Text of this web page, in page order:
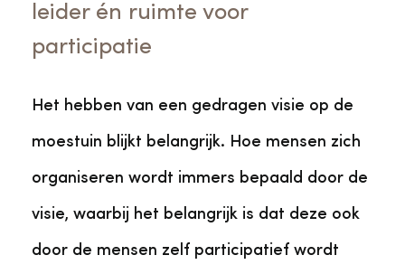
leider én ruimte voor
participatie
Het hebben van een gedragen visie op de
moestuin blijkt belangrijk. Hoe mensen zich
organiseren wordt immers bepaald door de
visie, waarbij het belangrijk is dat deze ook
door de mensen zelf participatief wordt